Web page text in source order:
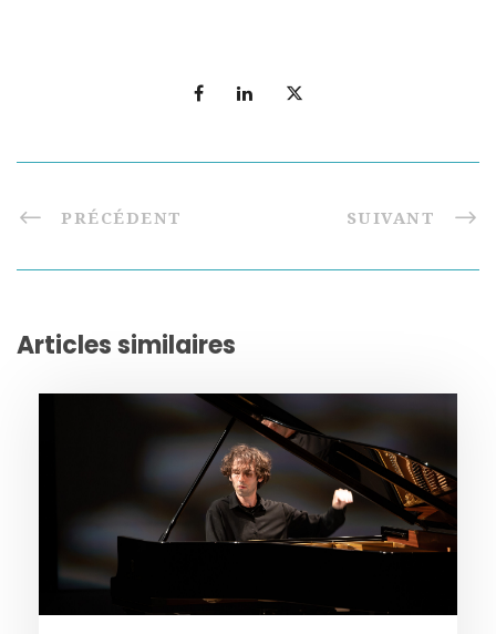
PRÉCÉDENT SUIVANT
Articles similaires